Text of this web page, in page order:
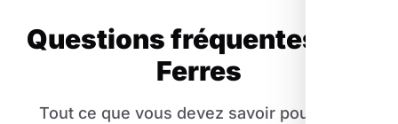
Questions fréquentes aux
Ferres
Tout ce que vous devez savoir pour votre